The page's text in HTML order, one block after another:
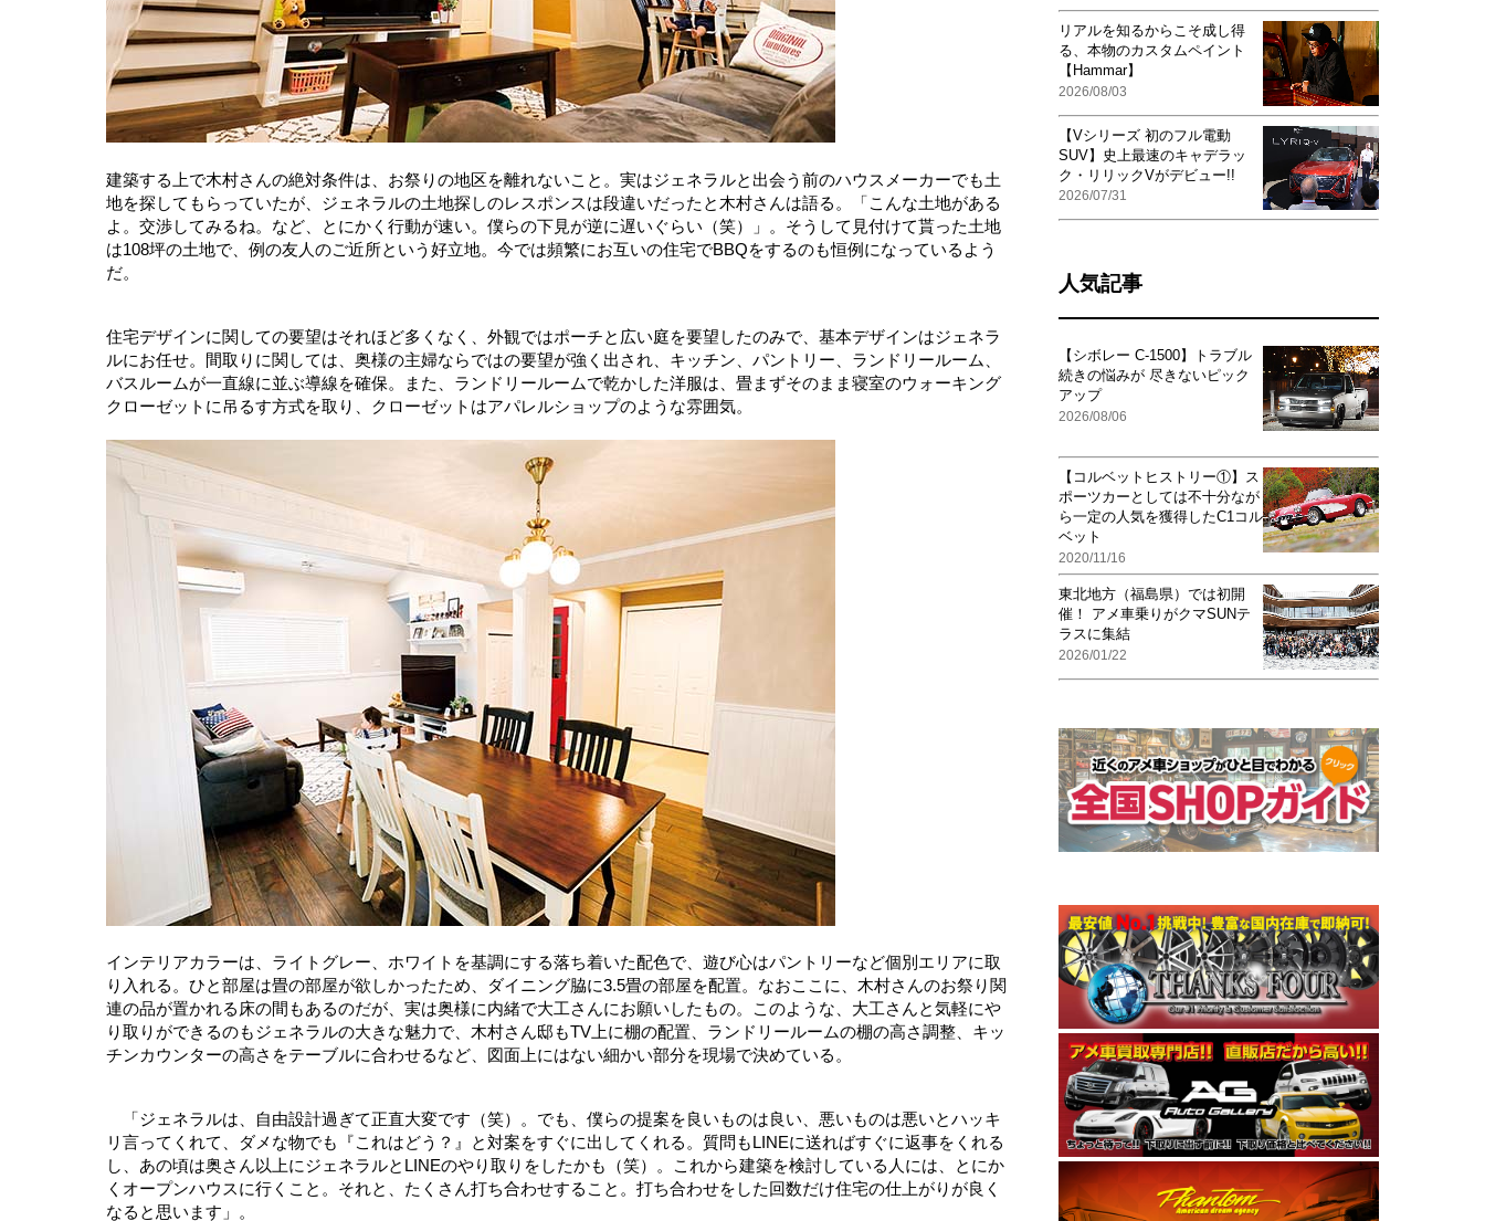
建築する上で木村さんの絶対条件は、お祭りの地区を離れないこと。実はジェネラルと出会う前のハウスメーカーでも土
地を探してもらっていたが、ジェネラルの土地探しのレスポンスは段違いだったと木村さんは語る。「こんな土地がある
よ。交渉してみるね。など、とにかく行動が速い。僕らの下見が逆に遅いぐらい（笑）」。そうして見付けて貰った土地
は108坪の土地で、例の友人のご近所という好立地。今では頻繁にお互いの住宅でBBQをするのも恒例になっているよう
だ。
住宅デザインに関しての要望はそれほど多くなく、外観ではポーチと広い庭を要望したのみで、基本デザインはジェネラ
ルにお任せ。間取りに関しては、奥様の主婦ならではの要望が強く出され、キッチン、パントリー、ランドリールーム、
バスルームが一直線に並ぶ導線を確保。また、ランドリールームで乾かした洋服は、畳まずそのまま寝室のウォーキング
クローゼットに吊るす方式を取り、クローゼットはアパレルショップのような雰囲気。
インテリアカラーは、ライトグレー、ホワイトを基調にする落ち着いた配色で、遊び心はパントリーなど個別エリアに取
り入れる。ひと部屋は畳の部屋が欲しかったため、ダイニング脇に3.5畳の部屋を配置。なおここに、木村さんのお祭り関
連の品が置かれる床の間もあるのだが、実は奥様に内緒で大工さんにお願いしたもの。このような、大工さんと気軽にや
り取りができるのもジェネラルの大きな魅力で、木村さん邸もTV上に棚の配置、ランドリールームの棚の高さ調整、キッ
チンカウンターの高さをテーブルに合わせるなど、図面上にはない細かい部分を現場で決めている。
「ジェネラルは、自由設計過ぎて正直大変です（笑）。でも、僕らの提案を良いものは良い、悪いものは悪いとハッキ
リ言ってくれて、ダメな物でも『これはどう？』と対案をすぐに出してくれる。質問もLINEに送ればすぐに返事をくれる
し、あの頃は奥さん以上にジェネラルとLINEのやり取りをしたかも（笑）。これから建築を検討している人には、とにか
くオープンハウスに行くこと。それと、たくさん打ち合わせすること。打ち合わせをした回数だけ住宅の仕上がりが良く
なると思います」。
リアルを知るからこそ成し得
る、本物のカスタムペイント
【Hammar】
2026/08/03
【Vシリーズ 初のフル電動
SUV】史上最速のキャデラッ
ク・リリックVがデビュー!!
2026/07/31
人気記事
【シボレー C-1500】トラブル
続きの悩みが 尽きないピック
アップ
2026/08/06
【コルベットヒストリー①】ス
ポーツカーとしては不十分なが
ら一定の人気を獲得したC1コル
ベット
2020/11/16
東北地方（福島県）では初開
催！ アメ車乗りがクマSUNテ
ラスに集結
2026/01/22